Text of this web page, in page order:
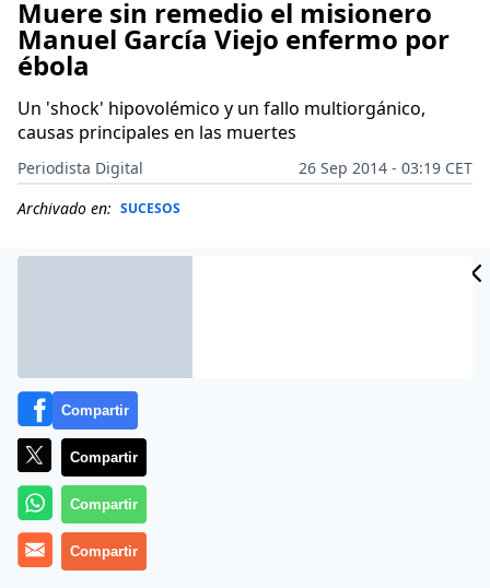
Muere sin remedio el misionero
Manuel García Viejo enfermo por
ébola
Un 'shock' hipovolémico y un fallo multiorgánico,
causas principales en las muertes
Periodista Digital
26 Sep 2014 - 03:19 CET
Archivado en: SUCESOS
Más información
Compartir
Compartir
Compartir
Compartir